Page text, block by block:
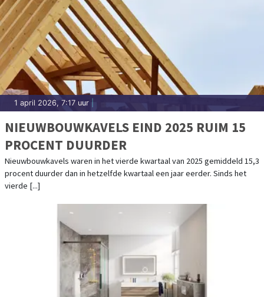
1 april 2026, 7:17 uur
NIEUWBOUWKAVELS EIND 2025 RUIM 15
PROCENT DUURDER
Nieuwbouwkavels waren in het vierde kwartaal van 2025 gemiddeld 15,3
procent duurder dan in hetzelfde kwartaal een jaar eerder. Sinds het
vierde [...]